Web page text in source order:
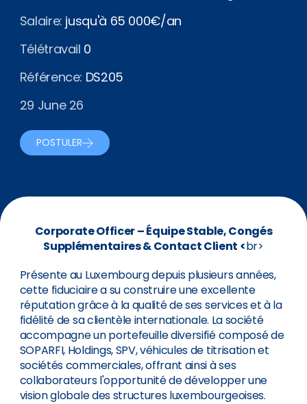
Salaire: jusqu'à 65 000€/an
Télétravail 0
Référence: DS205
29 June 26
POSTULER
Corporate Officer – Équipe Stable, Congés
Supplémentaires & Contact Client <br>
Présente au Luxembourg depuis plusieurs années,
cette fiduciaire a su construire une excellente
réputation grâce à la qualité de ses services et à la
fidélité de sa clientèle internationale. La société
accompagne un portefeuille diversifié composé de
SOPARFI, Holdings, SPV, véhicules de titrisation et
sociétés commerciales, offrant ainsi à ses
collaborateurs l'opportunité de développer une
vision globale des structures luxembourgeoises.